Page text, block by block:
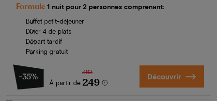
Formule 1 nuit pour 2 personnes comprenant:
Buffet petit-déjeuner
Dîner 4 de plats
Départ tardif
Parking gratuit
-35%
À partir de
382
249 Découvrir